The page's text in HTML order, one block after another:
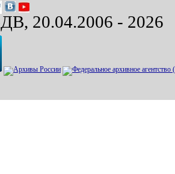
20.04.2006 - 2026